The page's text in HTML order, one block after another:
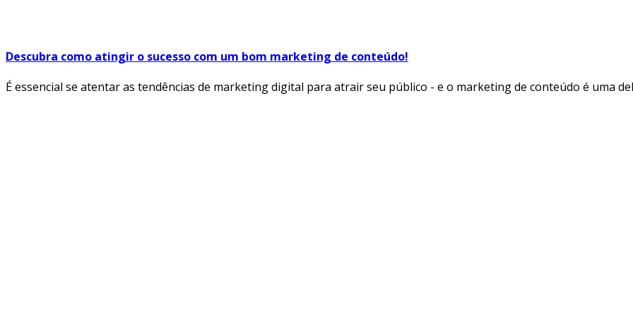
Descubra como atingir o sucesso com um bom marketing de conteúdo!
É essencial se atentar as tendências de marketing digital para atrair seu público - e o marketing de conteúdo é uma